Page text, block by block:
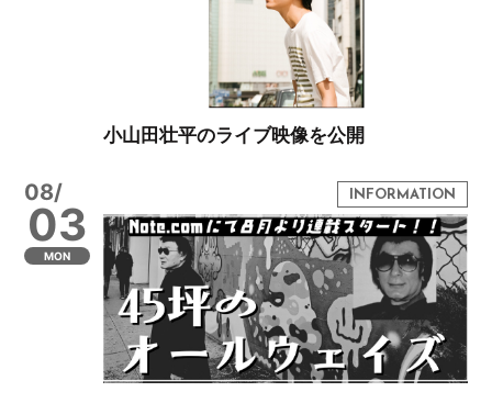
小山田壮平のライブ映像を公開
08/
03
MON